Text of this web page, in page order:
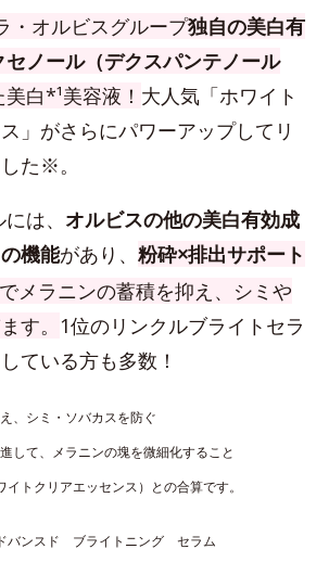
・オルビスグループ独自の美白有
セノール（デクスパンテノール
白*¹美容液！ 大人気「ホワイト
」がさらにパワーアップしてリ
た※。
は、 オルビスの他の美白有効成
機能があり、 粉砕×排出サポート
でメラニンの蓄積を抑え、シミや
す。 1位のリンクルブライトセラ
ている方も多数！
、シミ・ソバカスを防ぐ
して、メラニンの塊を微細化すること
トクリアエッセンス）との合算です。
バンスド ブライトニング セラム